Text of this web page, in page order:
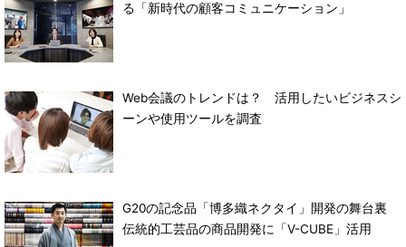
る「新時代の顧客コミュニケーション」
Web会議のトレンドは？ 活用したいビジネスシ
ーンや使用ツールを調査
G20の記念品「博多織ネクタイ」開発の舞台裏
伝統的工芸品の商品開発に「V-CUBE」活用